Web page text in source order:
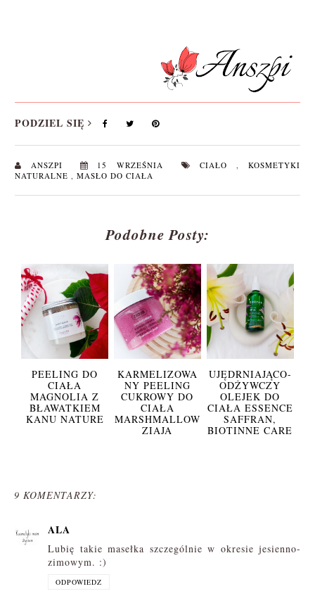
PODZIEL SIĘ
ANSZPI 15 WRZEŚNIA CIAŁO ,KOSMETYKI
NATURALNE
MASŁO DO CIAŁA
Podobne Posty:
PEELING DO
CIAŁA
MAGNOLIA Z
BŁAWATKIEM
KANU NATURE
KARMELIZOWA
NY PEELING
CUKROWY DO
CIAŁA
MARSHMALLOW
ZIAJA
UJĘDRNIAJĄCO-
ODŻYWCZY
OLEJEK DO
CIAŁA ESSENCE
SAFFRAN,
BIOTINNE CARE
9 KOMENTARZY:
ALA
Lubię takie masełka szczególnie w okresie jesienno-
zimowym. :)
ODPOWIEDZ